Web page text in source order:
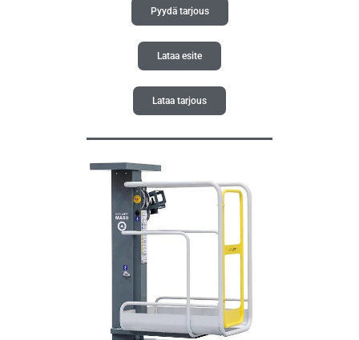
Pyydä tarjous
Lataa esite
Lataa tarjous